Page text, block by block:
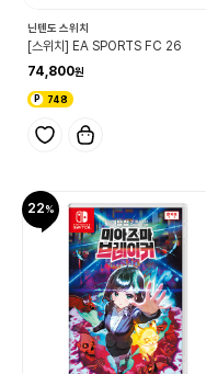
닌텐도 스위치
[스위치] EA SPORTS FC 26
74,800
748
22